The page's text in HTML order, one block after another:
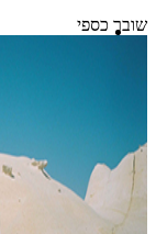
שובר כספי